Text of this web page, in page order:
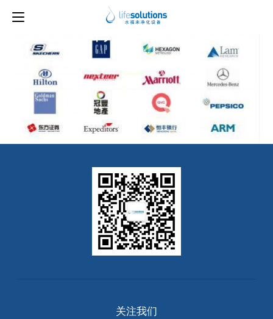
上一图片
客户LOGO4
关注我们